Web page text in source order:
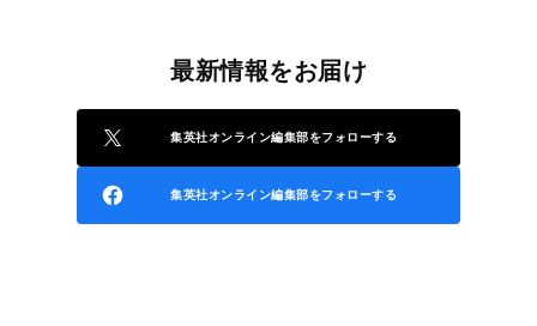
最新情報をお届け
集英社オンライン編集部をフォローする
集英社オンライン編集部をフォローする